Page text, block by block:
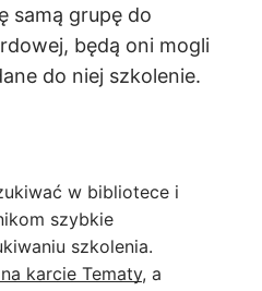
samą grupę do
będą oni mogli
do niej szkolenie.
w bibliotece i
szybkie
szkolenia.
karcie Tematy, a